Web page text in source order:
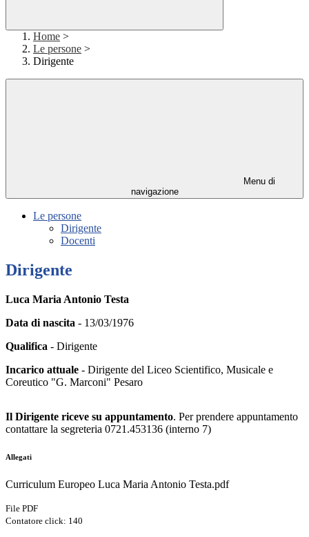
Home >
Le persone >
Dirigente
Menu di
navigazione
Le persone
Dirigente
Docenti
Dirigente
Luca Maria Antonio Testa
Data di nascita - 13/03/1976
Qualifica - Dirigente
Incarico attuale - Dirigente del Liceo Scientifico, Musicale e
Coreutico "G. Marconi" Pesaro
Il Dirigente riceve su appuntamento. Per prendere appuntamento
contattare la segreteria 0721.453136 (interno 7)
Allegati
Curriculum Europeo Luca Maria Antonio Testa.pdf
File PDF
Contatore click: 140